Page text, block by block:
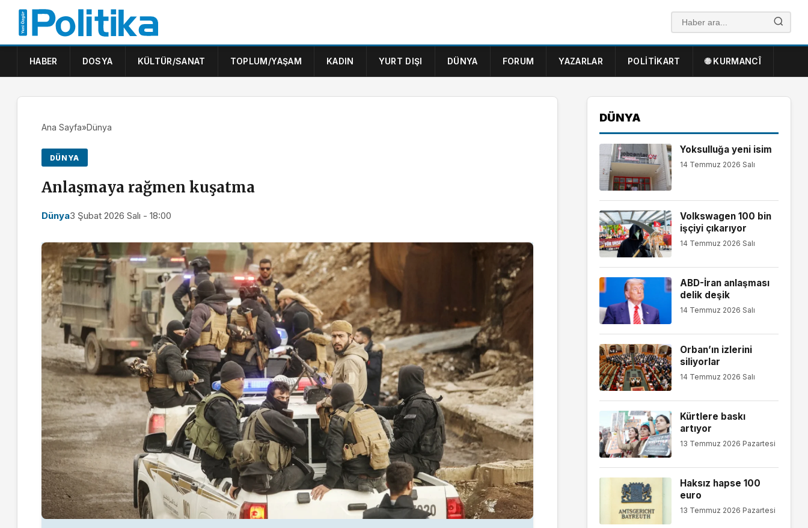
HABER DOSYA KÜLTÜR/SANAT TOPLUM/YAŞAM KADIN YURT DIŞI DÜNYA FORUM YAZARLAR POLITIKART 🌐 KURMANCÎ
Ana Sayfa»Dünya
DÜNYA
Anlaşmaya rağmen kuşatma
Dünya3 Şubat 2026 Salı - 18:00
DÜNYA
Yoksulluğa yeni isim
14 Temmuz 2026 Salı
Volkswagen 100 bin
işçiyi çıkarıyor
14 Temmuz 2026 Salı
ABD-İran anlaşması
delik deşik
14 Temmuz 2026 Salı
Orban’ın izlerini
siliyorlar
14 Temmuz 2026 Salı
Kürtlere baskı
artıyor
13 Temmuz 2026 Pazartesi
Haksız hapse 100
euro
13 Temmuz 2026 Pazartesi